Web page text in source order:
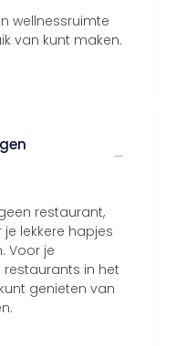
wellnessruimte
van kunt maken.
restaurant,
lekkere hapjes
Voor je
in het
genieten van